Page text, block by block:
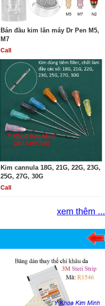
Bán đầu kim lăn máy Dr Pen M5,
M7
Call
Kim cannula 18G, 21G, 22G, 23G,
25G, 27G, 30G
Call
xem thêm ...